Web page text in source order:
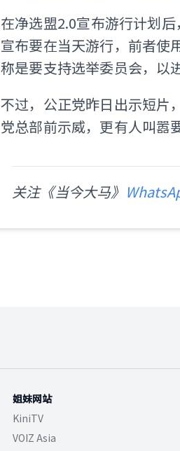
在净选盟2.0宣布游行计划
宣布要在当天游行，前者
称是要支持选举委员会，以
不过，公正党昨日出示短片
党总部前示威，更有人叫嚣
关注《当今大马》
姐妹网站
KiniTV
VOIZ Asia